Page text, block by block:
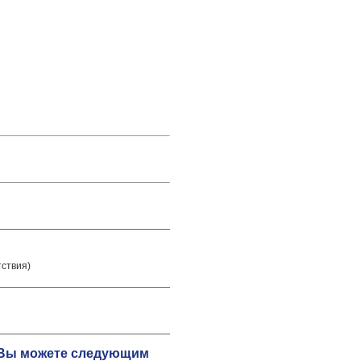
Вы можете следующим